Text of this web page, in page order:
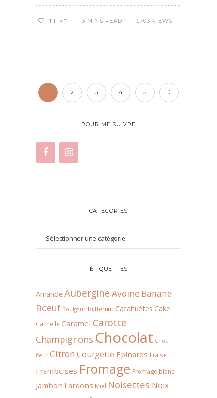
1 LIKE 3 MINS READ 9703 VIEWS
1 2 3 4 5
POUR ME SUIVRE
CATÉGORIES
ÉTIQUETTES
Amande Aubergine Avoine Banane
Boeuf Boulgour Butternut Cacahuètes Cake
Cannelle Caramel Carotte
Champignons Chocolat Chou
fleur Citron Courgette Epinards Fraise
Framboises Fromage Fromage blanc
Jambon Lardons Miel Noisettes Noix